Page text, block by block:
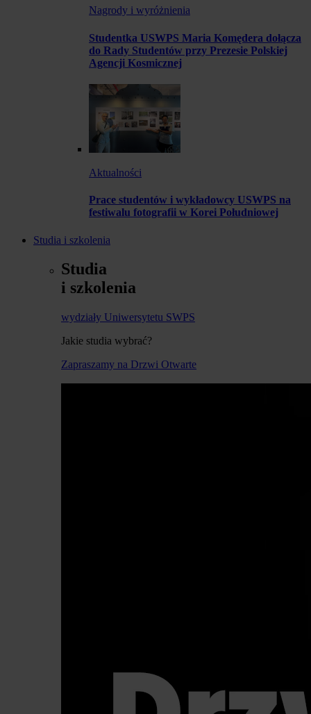
Nagrody i wyróżnienia
Studentka USWPS Maria Komędera dołącza
do Rady Studentów przy Prezesie Polskiej
Agencji Kosmicznej
Aktualności
Prace studentów i wykładowcy USWPS na
festiwalu fotografii w Korei Południowej
Studia i szkolenia
Studia
i szkolenia
wydziały Uniwersytetu SWPS
Jakie studia wybrać?
Zapraszamy na Drzwi Otwarte